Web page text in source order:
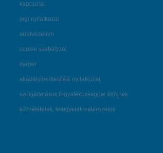
kapcsolat
jogi nyilatkozat
adatvédelem
cookie szabályzat
karrier
akadálymentesítési nyilatkozat
szolgáltatások fogyatékossággal élőknek
közzétételek, felügyeleti határozatok